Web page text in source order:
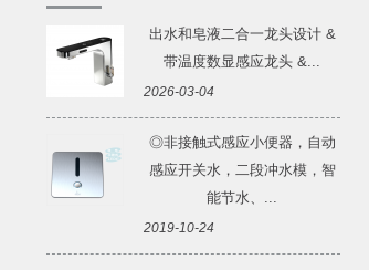
出水和皂液二合一龙头设计 &
带温度数显感应龙头 &...
2026-03-04
◎非接触式感应小便器，自动
感应开关水，二段冲水模，智
能节水、...
2019-10-24